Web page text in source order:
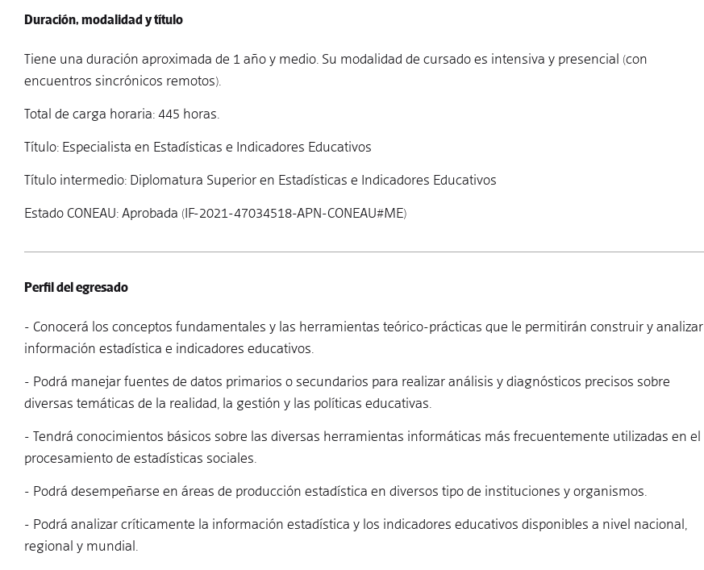
Duración, modalidad y título
Tiene una duración aproximada de 1 año y medio. Su modalidad de cursado es intensiva y presencial (con
encuentros sincrónicos remotos).
Total de carga horaria: 445 horas.
Título: Especialista en Estadísticas e Indicadores Educativos
Título intermedio: Diplomatura Superior en Estadísticas e Indicadores Educativos
Estado CONEAU: Aprobada (IF-2021-47034518-APN-CONEAU#ME)
Perfil del egresado
- Conocerá los conceptos fundamentales y las herramientas teórico-prácticas que le permitirán construir y analizar
información estadística e indicadores educativos.
- Podrá manejar fuentes de datos primarios o secundarios para realizar análisis y diagnósticos precisos sobre
diversas temáticas de la realidad, la gestión y las políticas educativas.
- Tendrá conocimientos básicos sobre las diversas herramientas informáticas más frecuentemente utilizadas en el
procesamiento de estadísticas sociales.
- Podrá desempeñarse en áreas de producción estadística en diversos tipo de instituciones y organismos.
- Podrá analizar críticamente la información estadística y los indicadores educativos disponibles a nivel nacional,
regional y mundial.